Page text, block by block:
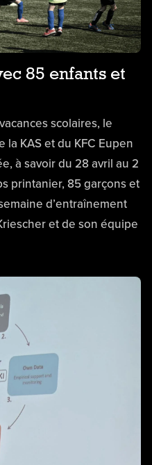
85 enfants et
scolaires, le
la KAS et du KFC Eupen
à savoir du 28 avril au 2
printanier, 85 garçons et
d’entraînement
et de son équipe